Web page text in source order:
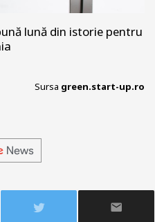
lună din istorie pentru
Sursa green.start-up.ro